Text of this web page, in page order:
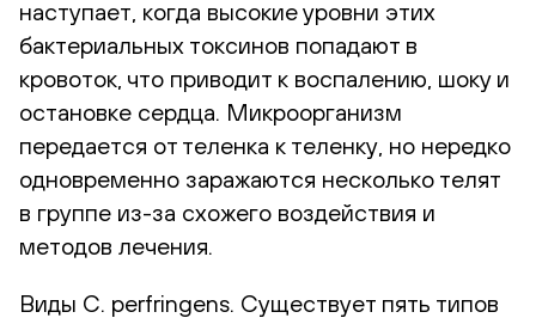
наступает, когда высокие уровни этих
бактериальных токсинов попадают в
кровоток, что приводит к воспалению, шоку и
остановке сердца. Микроорганизм
передается от теленка к теленку, но нередко
одновременно заражаются несколько телят
в группе из-за схожего воздействия и
методов лечения.
Виды C. perfringens. Существует пять типов